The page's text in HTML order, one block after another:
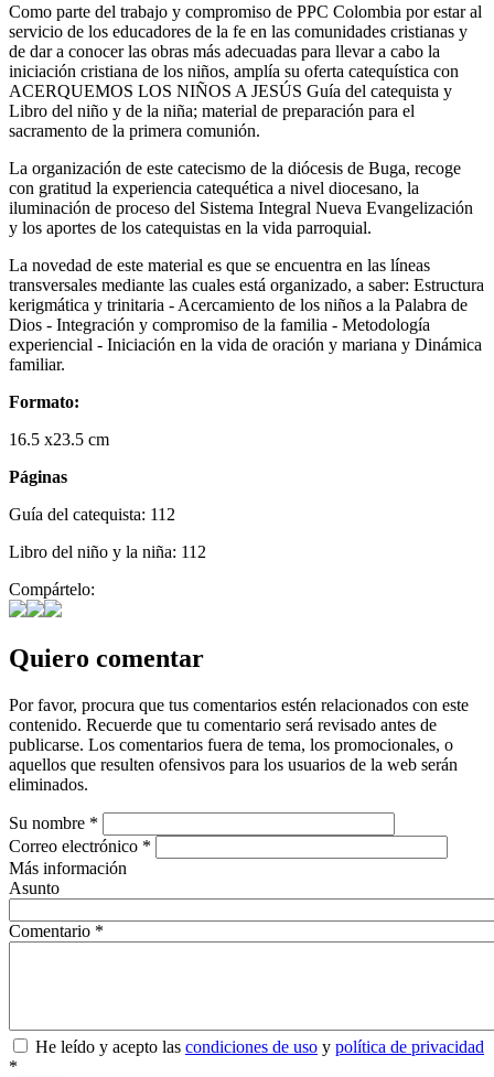
Como parte del trabajo y compromiso de PPC Colombia por estar al
servicio de los educadores de la fe en las comunidades cristianas y
de dar a conocer las obras más adecuadas para llevar a cabo la
iniciación cristiana de los niños, amplía su oferta catequística con
ACERQUEMOS LOS NIÑOS A JESÚS Guía del catequista y
Libro del niño y de la niña; material de preparación para el
sacramento de la primera comunión.
La organización de este catecismo de la diócesis de Buga, recoge
con gratitud la experiencia catequética a nivel diocesano, la
iluminación de proceso del Sistema Integral Nueva Evangelización
y los aportes de los catequistas en la vida parroquial.
La novedad de este material es que se encuentra en las líneas
transversales mediante las cuales está organizado, a saber: Estructura
kerigmática y trinitaria - Acercamiento de los niños a la Palabra de
Dios - Integración y compromiso de la familia - Metodología
experiencial - Iniciación en la vida de oración y mariana y Dinámica
familiar.
Formato:
16.5 x23.5 cm
Páginas
Guía del catequista: 112
Libro del niño y la niña: 112
Compártelo:
Quiero comentar
Por favor, procura que tus comentarios estén relacionados con este
contenido. Recuerde que tu comentario será revisado antes de
publicarse. Los comentarios fuera de tema, los promocionales, o
aquellos que resulten ofensivos para los usuarios de la web serán
eliminados.
Su nombre *
Correo electrónico *
Más información
Asunto
Comentario *
He leído y acepto las condiciones de uso y política de privacidad
*